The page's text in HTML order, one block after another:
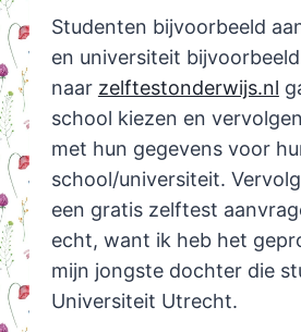
Studenten bijvoorbeeld
en universiteit
naar zelftestonderwijs.nl
school kiezen en
met hun gegevens voor
school/universiteit.
een gratis zelftest
echt, want ik heb het
mijn jongste dochter die
Universiteit Utrecht.